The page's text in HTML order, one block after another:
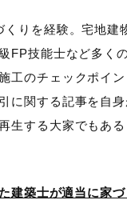
りを経験。宅地建
FP技能士など多く
工のチェックポイ
に関する記事を自
生する大家でもある
建築士が適当に家